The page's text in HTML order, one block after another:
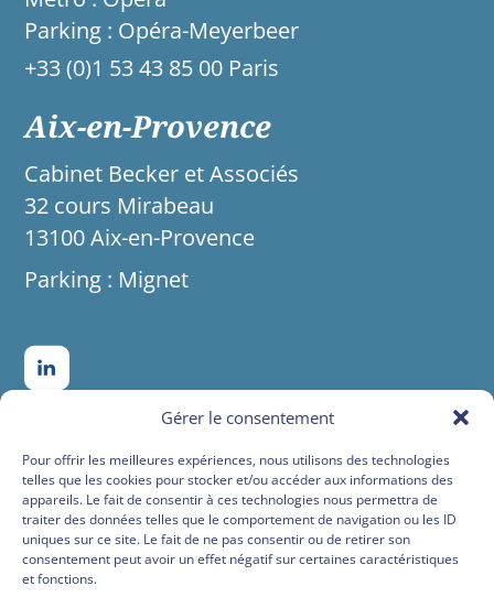
Gérer le consentement
Pour offrir les meilleures expériences, nous utilisons des technologies
telles que les cookies pour stocker et/ou accéder aux informations des
appareils. Le fait de consentir à ces technologies nous permettra de
traiter des données telles que le comportement de navigation ou les ID
uniques sur ce site. Le fait de ne pas consentir ou de retirer son
consentement peut avoir un effet négatif sur certaines caractéristiques
et fonctions.
Parking : Opéra-Meyerbeer
+33 (0)1 53 43 85 00 Paris
Aix-en-Provence
Cabinet Becker et Associés
32 cours Mirabeau
13100 Aix-en-Provence
Parking : Mignet